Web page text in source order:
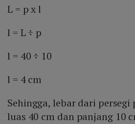
L = p x l
l = L ÷ p
l = 40 ÷ 10
l = 4 cm
Sehingga, lebar dari persegi
luas 40 cm dan panjang 10